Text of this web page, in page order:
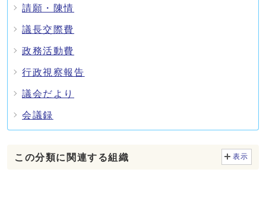
請願・陳情
議長交際費
政務活動費
行政視察報告
議会だより
会議録
この分類に関連する組織 表示